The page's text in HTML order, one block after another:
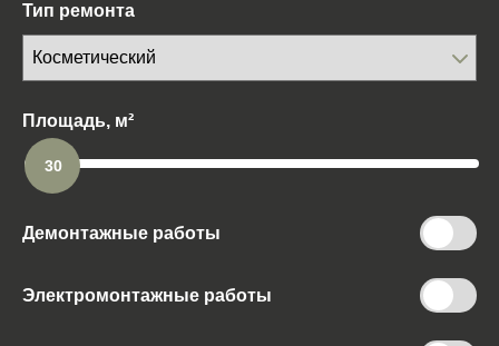
Тип ремонта
Площадь, м²
30
Демонтажные работы
Электромонтажные работы